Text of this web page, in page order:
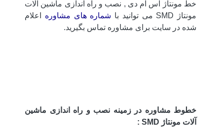
خط مونتاژ اس ام دی , نصب و راه اندازی ماشین آلات
مونتاژ SMD می توانید با
شماره های مشاورهاعلام
شده در سایت برای مشاوره تماس بگیرید.
خطوط مشاوره در زمینه نصب و راه اندازی ماشین
آلات مونتاژ SMD :